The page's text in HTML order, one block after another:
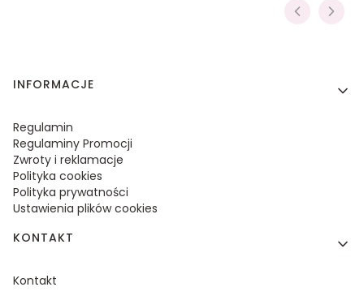
Linki w stopce
INFORMACJE
Regulamin
Regulaminy Promocji
Zwroty i reklamacje
Polityka cookies
Polityka prywatności
Ustawienia plików cookies
KONTAKT
Kontakt